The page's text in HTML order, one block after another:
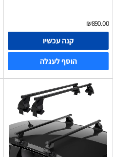
₪890.00
קנה עכשיו
הוסף לעגלה